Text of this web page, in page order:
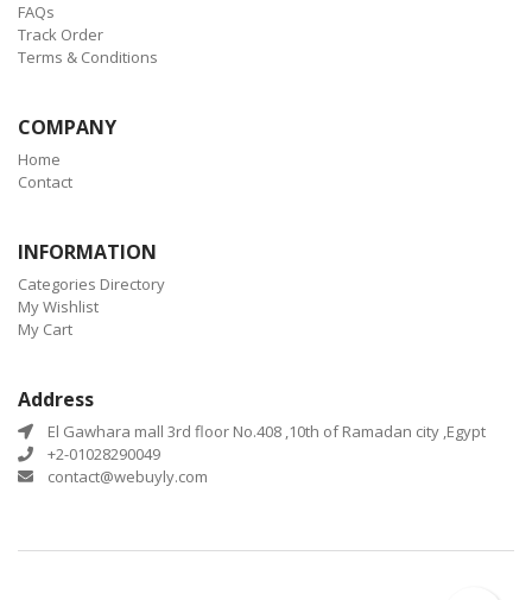
FAQs
Track Order
Terms & Conditions
COMPANY
Home
Contact
INFORMATION
Categories Directory
My Wishlist
My Cart
Address
El Gawhara mall 3rd floor No.408 ,10th of Ramadan city ,Egypt
+2-01028290049
contact@webuyly.com